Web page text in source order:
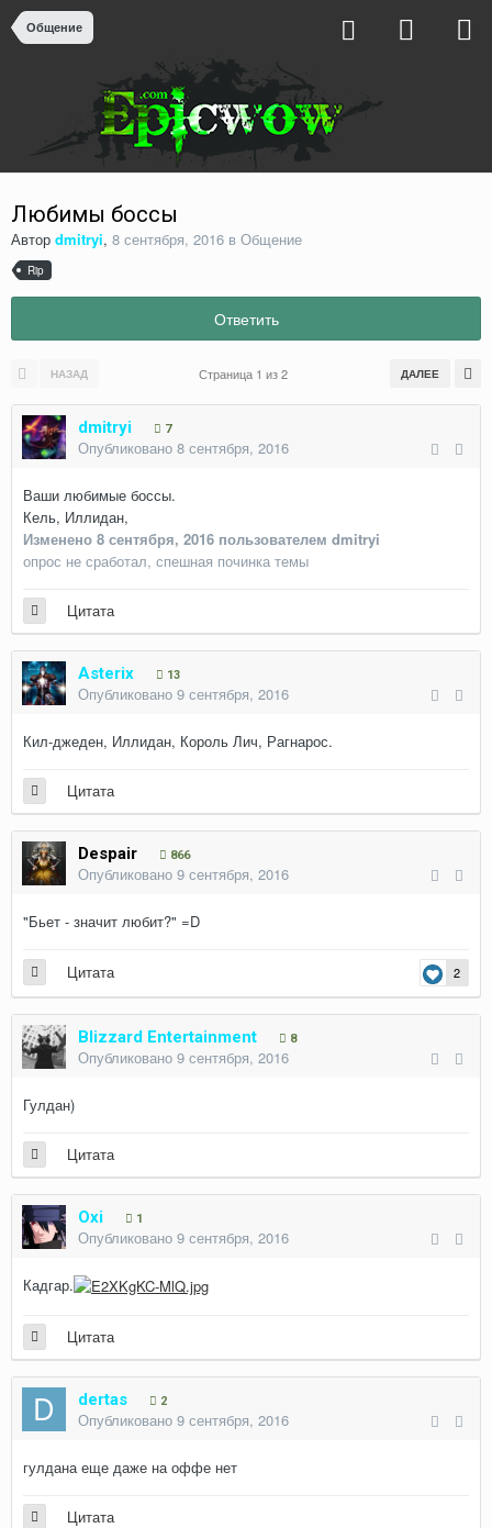
Общение
Любимы боссы
Автор dmitryi, 8 сентября, 2016 в Общение
Rip
Ответить
НАЗАД ДАЛЕЕ
Страница 1 из 2
dmitryi 7
Опубликовано 8 сентября, 2016
Ваши любимые боссы.
Кель, Иллидан,
Изменено 8 сентября, 2016 пользователем dmitryi
опрос не сработал, спешная починка темы
Цитата
Asterix 13
Опубликовано 9 сентября, 2016
Кил-джеден, Иллидан, Король Лич, Рагнарос.
Цитата
Despair 866
Опубликовано 9 сентября, 2016
"Бьет - значит любит?" =D
2
Цитата
Blizzard Entertainment 8
Опубликовано 9 сентября, 2016
Гулдан)
Цитата
Oxi 1
Опубликовано 9 сентября, 2016
Кадгар.
Цитата
dertas 2
Опубликовано 9 сентября, 2016
гулдана еще даже на оффе нет
Цитата